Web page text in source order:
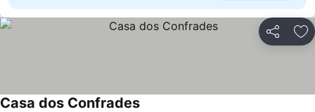
Partilhar
Casa dos Confrades